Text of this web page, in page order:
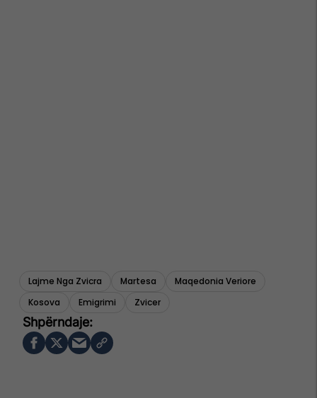
Lajme Nga Zvicra Martesa
Maqedonia Veriore
Kosova
Emigrimi Zvicer